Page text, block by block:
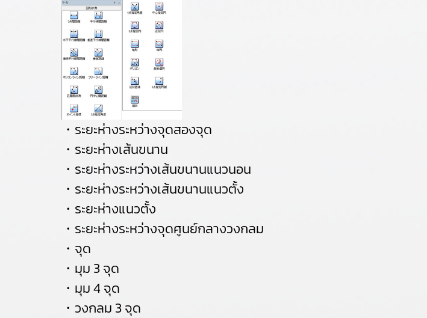
・ระยะห่างระหว่างจุดสองจุด
・ระยะห่างเส้นขนาน
・ระยะห่างระหว่างเส้นขนานแนวนอน
・ระยะห่างระหว่างเส้นขนานแนวตั้ง
・ระยะห่างแนวตั้ง
・ระยะห่างระหว่างจุดศูนย์กลางวงกลม
・จุด
・มุม 3 จุด
・มุม 4 จุด
・วงกลม 3 จุด